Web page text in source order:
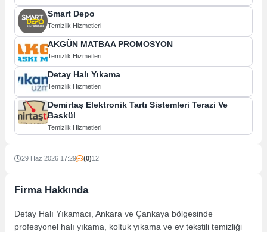
Smart Depo
Temizlik Hizmetleri
AKGÜN MATBAA PROMOSYON
Temizlik Hizmetleri
Detay Halı Yıkama
Temizlik Hizmetleri
Demirtaş Elektronik Tartı Sistemleri Terazi Ve
Baskül
Temizlik Hizmetleri
29 Haz 2026 17:29 (0)12
Firma Hakkında
Detay Halı Yıkamacı, Ankara ve Çankaya bölgesinde
profesyonel halı yıkama, koltuk yıkama ve ev tekstili temizliği